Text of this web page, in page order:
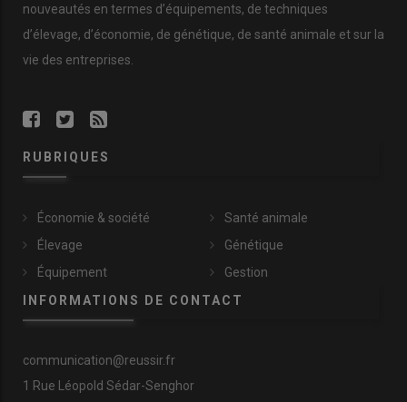
nouveautés en termes d’équipements, de techniques
d’élevage, d’économie, de génétique, de santé animale et sur la
vie des entreprises.
RUBRIQUES
Économie & société
Élevage
Équipement
Santé animale
Génétique
Gestion
INFORMATIONS DE CONTACT
communication@reussir.fr
1 Rue Léopold Sédar-Senghor